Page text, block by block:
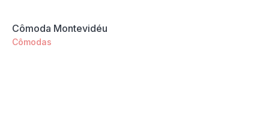
Cômoda Montevidéu
Cômodas